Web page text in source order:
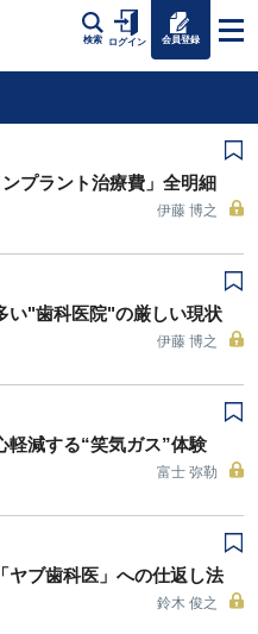
検索 ログイン 会員登録
プラント治療費」全明細
伊藤 博之
い"歯科医院"の厳しい現状
伊藤 博之
軽減する“笑気ガス”体験
富士 弥勒
ヤブ歯科医」への仕返し法
鈴木 俊之